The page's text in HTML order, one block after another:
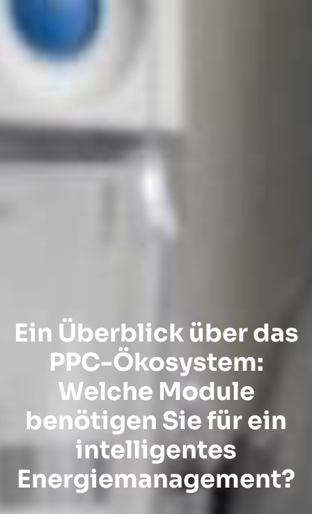
Ein Überblick über das
PPC-Ökosystem:
Welche Module
benötigen Sie für ein
intelligentes
Energiemanagement?